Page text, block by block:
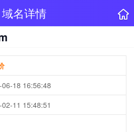
域名详情
18 16:56:48
11 15:48:51